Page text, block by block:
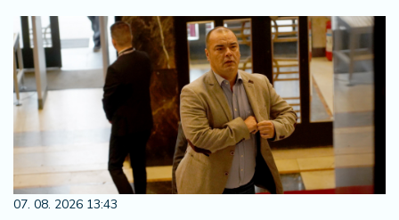
07. 08. 2026 13:43